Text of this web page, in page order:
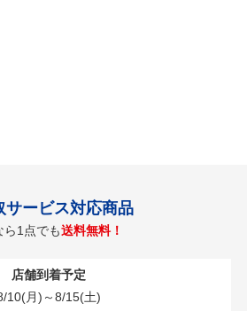
サービス対応商品
ら1点でも送料無料！
店舗到着予定
10(月)～8/15(土)